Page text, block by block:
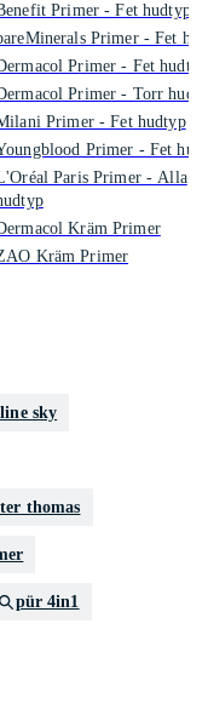
Primer - Fet hudtyp
Primer - Fet
Primer - Fet hudtyp
Primer - Torr
Primer - Fet hudtyp
Primer - Fet
Paris Primer - Alla
Kräm Primer
Kräm Primer
sky
thomas
pür 4in1